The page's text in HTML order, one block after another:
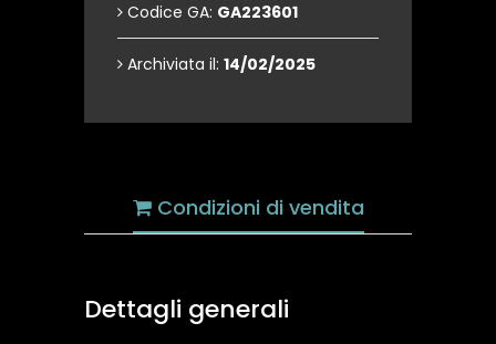
Codice GA: GA223601
Archiviata il: 14/02/2025
Condizioni di vendita
Dettagli generali